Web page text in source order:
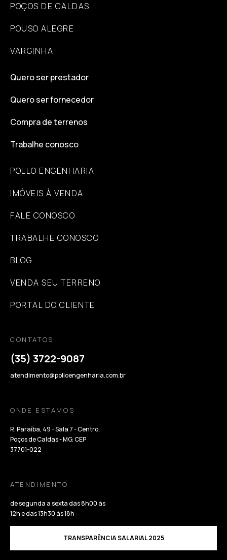
POLLO ENGENHARIA
IMÓVEIS À VENDA
FALE CONOSCO
TRABALHE CONOSCO
BLOG
VENDA SEU TERRENO
PORTAL DO CLIENTE
POÇOS DE CALDAS
POUSO ALEGRE
VARGINHA
Quero ser prestador
Quero ser fornecedor
Compra de terrenos
Trabalhe conosco
CONTATOS
(35) 3722-9087
atendimento@polloengenharia.com.br
ONDE ESTAMOS
R. Paraíba, 49 - Sala 7 - Centro,
Poços de Caldas - MG. CEP
37701-022
ATENDIMENTO
de segunda a sexta das 8h00 às
12h e das 13h30 às 18h
TRANSPARÊNCIA SALARIAL 2025